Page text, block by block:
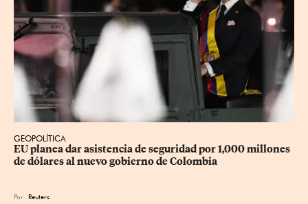
GEOPOLÍTICA
EU planea dar asistencia de seguridad por 1,000 millones
de dólares al nuevo gobierno de Colombia
Por Reuters